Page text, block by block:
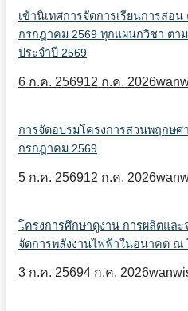
เข้านิเทศการจัดการเรียนการสอ
กรกฎาคม 2569 ทุกแผนกวิชา ตา
ประจำปี 2569
6 ก.ค. 256912 ก.ค. 2026
การจัดอบรมโครงการสวนพฤกษศ
กรกฎาคม 2569
5 ก.ค. 256912 ก.ค. 2026
โครงการศึกษาดูงาน การผลิตแล
จัดการพลังงานไฟฟ้าในอนาคต ณ
3 ก.ค. 25694 ก.ค. 2026